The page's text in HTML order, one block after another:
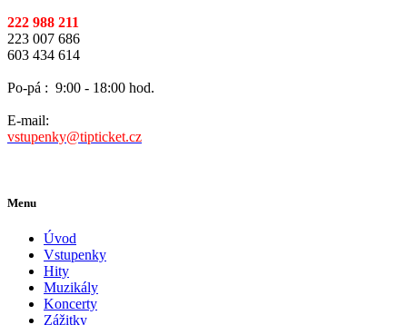
222 988 211
223 007 686
603 434 614
Po-pá : 9:00 - 18:00 hod.
E-mail:
vstupenky@tipticket.cz
Menu
Úvod
Vstupenky
Hity
Muzikály
Koncerty
Zážitky